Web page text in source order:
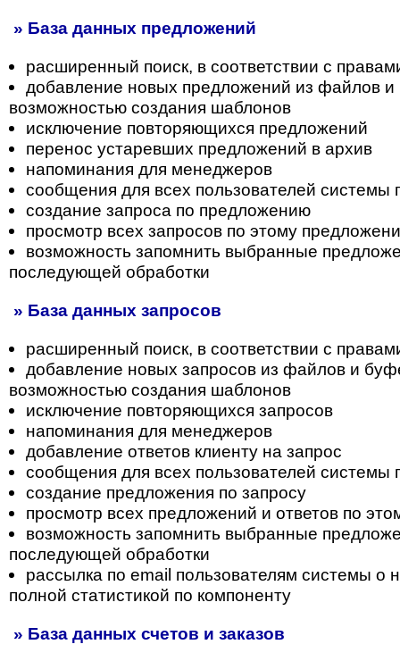
» База данных предложений
расширенный поиск, в соответствии с
добавление новых предложений из файлов
возможностью создания шаблонов
исключение повторяющихся предложений
перенос устаревших предложений в архив
напоминания для менеджеров
сообщения для всех пользователей
создание запроса по предложению
просмотр всех запросов по этому
возможность запомнить выбранные
последующей обработки
» База данных запросов
расширенный поиск, в соответствии с
добавление новых запросов из файлов и
возможностью создания шаблонов
исключение повторяющихся запросов
напоминания для менеджеров
добавление ответов клиенту на запрос
сообщения для всех пользователей системы
создание предложения по запросу
просмотр всех предложений и ответов по
возможность запомнить выбранные
последующей обработки
рассылка по email пользователям системы о
полной статистикой по компоненту
» База данных счетов и заказов